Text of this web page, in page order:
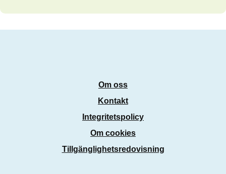
Om oss
Kontakt
Integritetspolicy
Om cookies
Tillgänglighetsredovisning